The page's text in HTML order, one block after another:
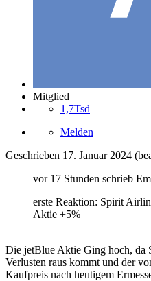
Mitglied
1,7Tsd
Melden
Geschrieben 17. Januar 2024
vor 17 Stunden schrieb
erste Reaktion: Spirit
Aktie +5%
Die jetBlue Aktie Ging hoch, da
Verlusten raus kommt und der
Kaufpreis nach heutigem